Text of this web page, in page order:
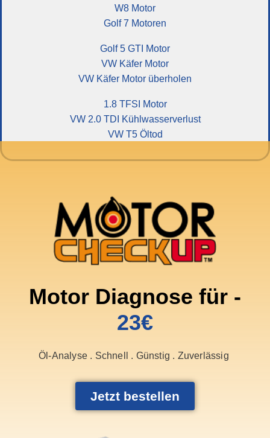
W8 Motor
Golf 7 Motoren
Golf 5 GTI Motor
VW Käfer Motor
VW Käfer Motor überholen
1.8 TFSI Motor
VW 2.0 TDI Kühlwasserverlust
VW T5 Öltod
Motor Diagnose für -
23€
Öl-Analyse . Schnell . Günstig . Zuverlässig
Jetzt bestellen